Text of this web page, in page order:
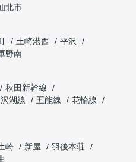
北市
土崎港西
平沢
野南
秋田新幹線
湖線 五能線
花輪線
崎 新屋
羽後本荘